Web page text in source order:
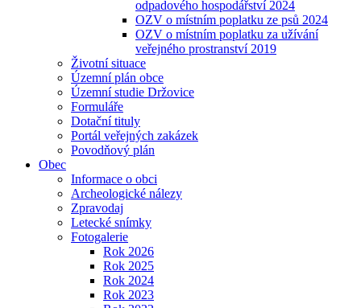
odpadového hospodářství 2024
OZV o místním poplatku ze psů 2024
OZV o místním poplatku za užívání
veřejného prostranství 2019
Životní situace
Územní plán obce
Územní studie Držovice
Formuláře
Dotační tituly
Portál veřejných zakázek
Povodňový plán
Obec
Informace o obci
Archeologické nálezy
Zpravodaj
Letecké snímky
Fotogalerie
Rok 2026
Rok 2025
Rok 2024
Rok 2023